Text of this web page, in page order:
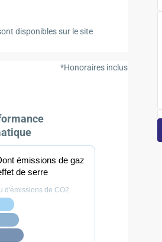
disponibles sur le site
*Honoraires inclus
émissions de gaz
de serre
d'émissions de CO2